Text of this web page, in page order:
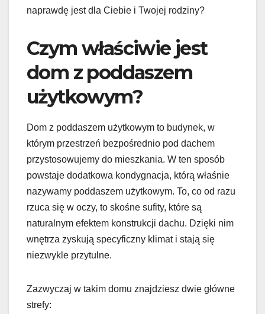
naprawdę jest dla Ciebie i Twojej rodziny?
Czym właściwie jest
dom z poddaszem
użytkowym?
Dom z poddaszem użytkowym to budynek, w
którym przestrzeń bezpośrednio pod dachem
przystosowujemy do mieszkania. W ten sposób
powstaje dodatkowa kondygnacja, którą właśnie
nazywamy poddaszem użytkowym. To, co od razu
rzuca się w oczy, to skośne sufity, które są
naturalnym efektem konstrukcji dachu. Dzięki nim
wnętrza zyskują specyficzny klimat i stają się
niezwykle przytulne.
Zazwyczaj w takim domu znajdziesz dwie główne
strefy: